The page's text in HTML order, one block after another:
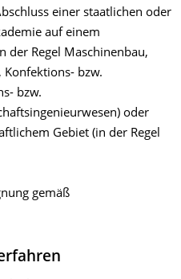
einer staatlichen oder
auf einem
der Regel Maschinenbau,
Konfektions- bzw.
bzw.
oder
Gebiet (in der Regel
gemäß